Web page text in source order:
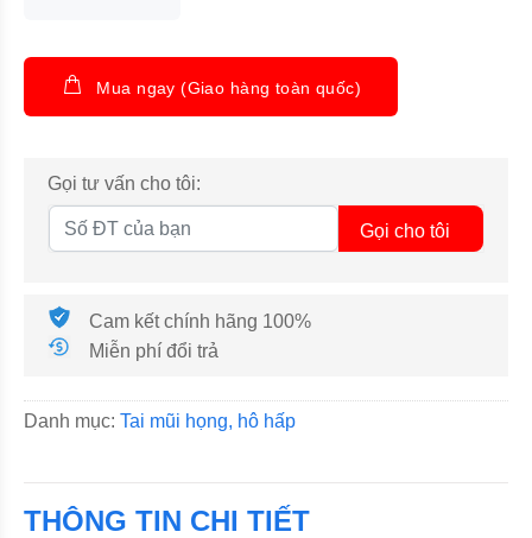
Mua ngay (Giao hàng toàn quốc)
Gọi tư vấn cho tôi:
Gọi cho tôi
Cam kết chính hãng 100%
Miễn phí đổi trả
Danh mục: Tai mũi họng, hô hấp
THÔNG TIN CHI TIẾT